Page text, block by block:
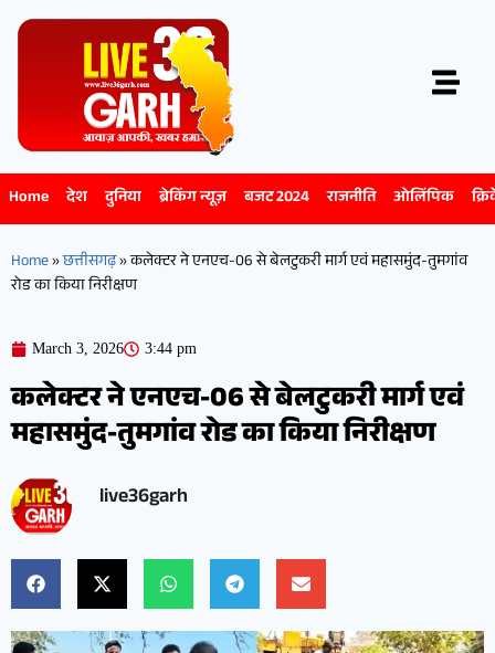
Home देश दुनिया ब्रेकिंग न्यूज़ बजट 2024 राजनीति ओलिंपिक
Home»छत्तीसगढ़»कलेक्टर ने एनएच-06 से बेलटुकरी मार्ग एवं महासमुंद-तुमगांव
रोड का किया निरीक्षण
March 3, 2026 3:44 pm
कलेक्टर ने एनएच-06 से बेलटुकरी मार्ग एवं
महासमुंद-तुमगांव रोड का किया निरीक्षण
live36garh